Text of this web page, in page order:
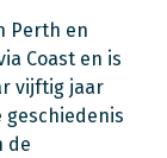
Perth en
Coast en is
vijftig jaar
geschiedenis
de